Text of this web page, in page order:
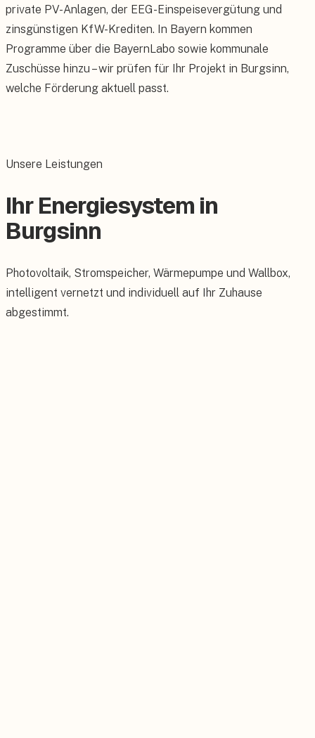
private PV-Anlagen, der EEG-Einspeisevergütung und
zinsgünstigen KfW-Krediten. In Bayern kommen
Programme über die BayernLabo sowie kommunale
Zuschüsse hinzu – wir prüfen für Ihr Projekt in Burgsinn,
welche Förderung aktuell passt.
Unsere Leistungen
Ihr Energiesystem in
Burgsinn
Photovoltaik, Stromspeicher, Wärmepumpe und Wallbox,
intelligent vernetzt und individuell auf Ihr Zuhause
abgestimmt.